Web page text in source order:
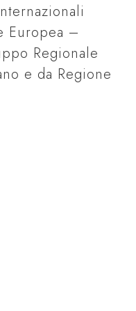
Europea –
Regionale
e da Regione